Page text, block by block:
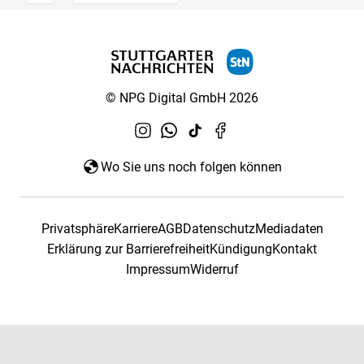
© NPG Digital GmbH 2026
Wo Sie uns noch folgen können
PrivatsphäreKarriereAGBDatenschutzMediadaten
Erklärung zur BarrierefreiheitKündigungKontakt
ImpressumWiderruf